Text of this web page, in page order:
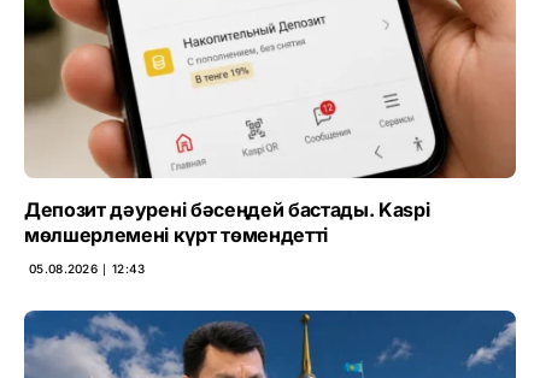
Депозит дәурені бәсеңдей бастады. Kaspi
мөлшерлемені күрт төмендетті
05.08.2026 ∣ 12:43